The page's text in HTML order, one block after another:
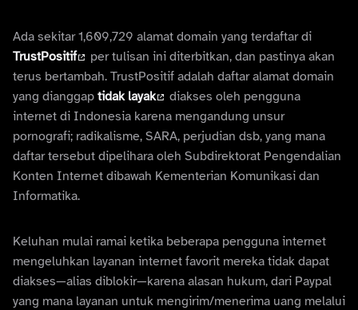
Ada sekitar 1,609,729 alamat domain yang terdaftar di
TrustPositif
per tulisan ini diterbitkan, dan pastinya akan
terus bertambah. TrustPositif adalah daftar alamat domain
yang dianggap tidak layak
diakses oleh pengguna
internet di Indonesia karena mengandung unsur
pornografi; radikalisme, SARA, perjudian dsb, yang mana
daftar tersebut dipelihara oleh Subdirektorat Pengendalian
Konten Internet dibawah Kementerian Komunikasi dan
Informatika.
Keluhan mulai ramai ketika beberapa pengguna internet
mengeluhkan layanan internet favorit mereka tidak dapat
diakses—alias diblokir—karena alasan hukum, dari Paypal
yang mana layanan untuk mengirim/menerima uang melalui